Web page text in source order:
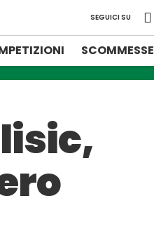
SEGUICI SU
SCOMMESSE